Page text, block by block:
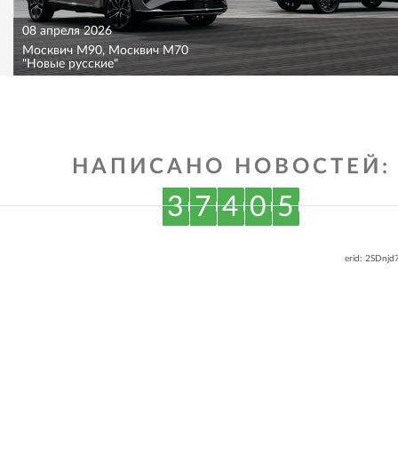
08 апреля 2026
Москвич M90, Москвич M70
"Новые русские"
НАПИСАНО НОВОСТЕЙ:
3 7 4 0 5
erid: